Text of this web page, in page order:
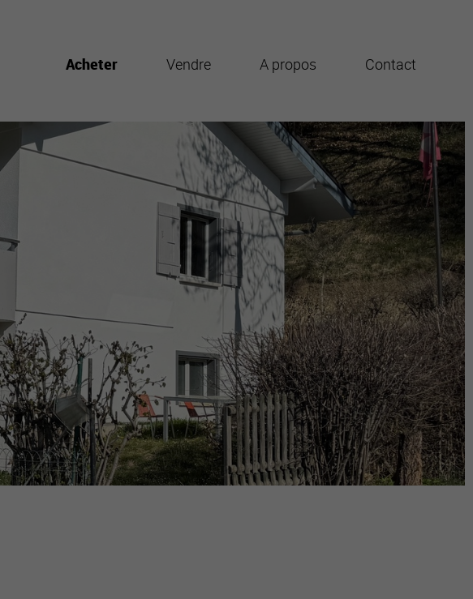
Acheter Vendre A propos Contact